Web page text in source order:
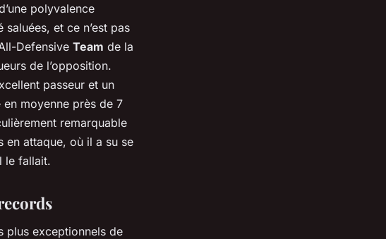
polyvalence
et ce n’est pas
Defensive Team de la
de l’opposition.
passeur et un
moyenne près de 7
remarquable
en attaque, où il a su se
le fallait.
plus exceptionnels de